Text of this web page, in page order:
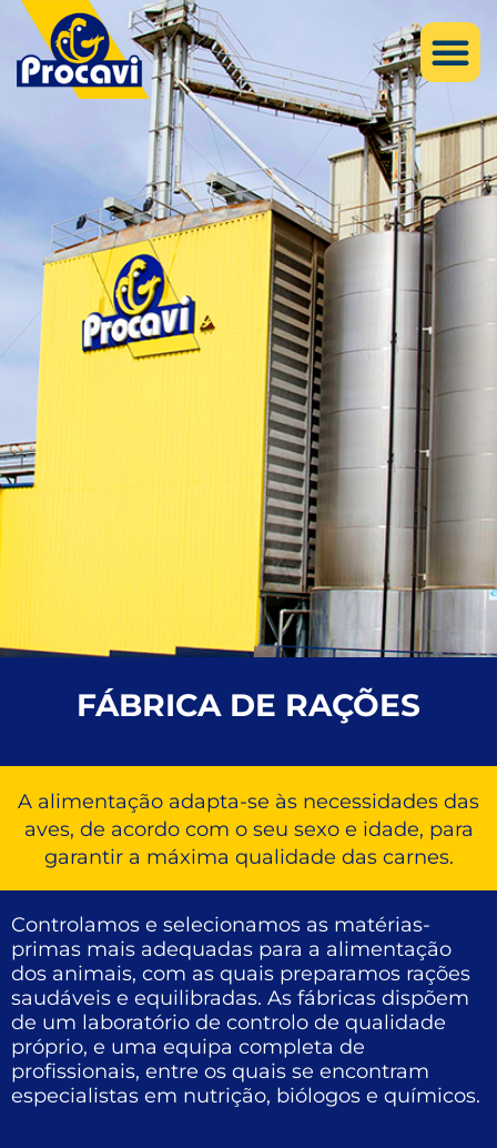
FÁBRICA DE RAÇÕES
A alimentação adapta-se às necessidades das
aves, de acordo com o seu sexo e idade, para
garantir a máxima qualidade das carnes.
Controlamos e selecionamos as matérias-
primas mais adequadas para a alimentação
dos animais, com as quais preparamos rações
saudáveis ​​e equilibradas. As fábricas dispõem
de um laboratório de controlo de qualidade
próprio, e uma equipa completa de
profissionais, entre os quais se encontram
especialistas em nutrição, biólogos e químicos.